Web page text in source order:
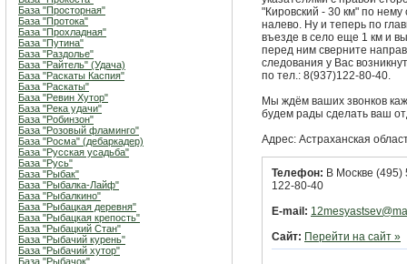
База "Просторная"
База "Протока"
База "Прохладная"
База "Путина"
База "Раздолье"
База "Райтель" (Удача)
База "Раскаты Каспия"
База "Раскаты"
База "Ревин Хутор"
База "Река удачи"
База "Робинзон"
База "Розовый фламинго"
База "Росма" (дебаркадер)
База "Русская усадьба"
База "Русь"
База "Рыбак"
База "Рыбалка-Лайф"
База "Рыбалкино"
База "Рыбацкая деревня"
База "Рыбацкая крепость"
База "Рыбацкий Стан"
База "Рыбачий курень"
База "Рыбачий хутор"
База "Рыбачок"
"Кировский - 30 км" по
налево. Ну и теперь по
въезде в село еще 1 км и
перед ним сверните
следования у Вас
по тел.: 8(937)122-80-40.
Мы ждём ваших звонков
будем рады сделать ваш
Адрес: Астраханская
Телефон: В Москве (495)
122-80-40
E-mail:
Сайт: Перейти на сайт »